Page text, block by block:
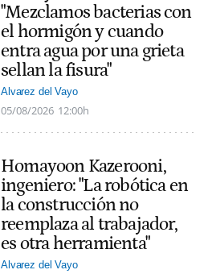
"Mezclamos bacterias con
el hormigón y cuando
entra agua por una grieta
sellan la fisura"
Alvarez del Vayo
05/08/2026 12:00h
Homayoon Kazerooni,
ingeniero: "La robótica en
la construcción no
reemplaza al trabajador,
es otra herramienta"
Alvarez del Vayo